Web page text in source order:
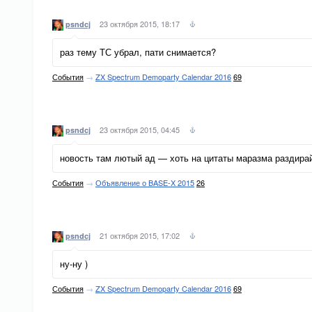
psndcj 23 октября 2015, 18:17
раз тему ТС убрал, пати снимается?
События → ZX Spectrum Demoparty Calendar 201669
psndcj 23 октября 2015, 04:45
новость там лютый ад — хоть на цитаты маразма
События → Объявление о BASE-X 201526
psndcj 21 октября 2015, 17:02
ну-ну )
События → ZX Spectrum Demoparty Calendar 201669